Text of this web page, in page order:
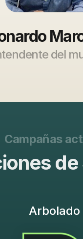
del
Campañas
de
Arbolado